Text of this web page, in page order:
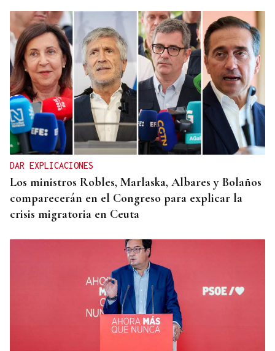
DAR EXPLICACIONES
Los ministros Robles, Marlaska, Albares y Bolaños
comparecerán en el Congreso para explicar la
crisis migratoria en Ceuta